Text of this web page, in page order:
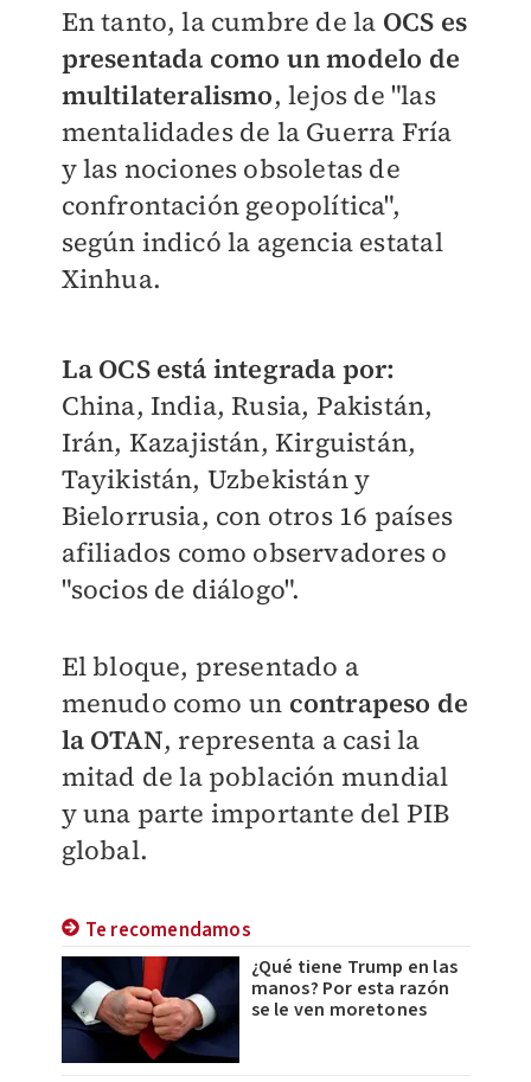
En tanto, la cumbre de la OCS es
presentada como un modelo de
multilateralismo, lejos de "las
mentalidades de la Guerra Fría
y las nociones obsoletas de
confrontación geopolítica",
según indicó la agencia estatal
Xinhua.
La OCS está integrada por:
China, India, Rusia, Pakistán,
Irán, Kazajistán, Kirguistán,
Tayikistán, Uzbekistán y
Bielorrusia, con otros 16 países
afiliados como observadores o
"socios de diálogo".
El bloque, presentado a
menudo como un contrapeso de
la OTAN, representa a casi la
mitad de la población mundial
y una parte importante del PIB
global.
Te recomendamos
¿Qué tiene Trump en las
manos? Por esta razón
se le ven moretones